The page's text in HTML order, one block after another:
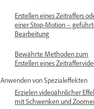
Erstellen eines Zeitraffers
einer Stop-Motion –
Bearbeitung
Bewährte Methoden zum
Erstellen eines
Anwenden von Spezialeffekten
Erzielen videoähnlicher
mit Schwenken und